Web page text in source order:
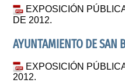
EXPOSICIÓN
DE 2012.
AYUNTAMIENTO DE SAN
EXPOSICIÓN
2012.